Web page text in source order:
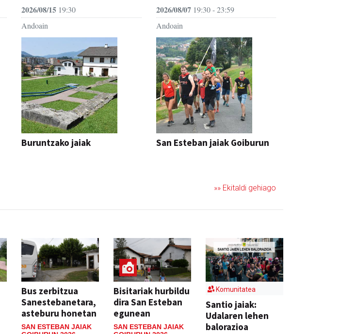
2026/08/15 19:30
Andoain
Buruntzako jaiak
2026/08/0719:30 - 23:59
Andoain
San Esteban jaiak Goiburun
»» Ekitaldi gehiago
Bus zerbitzua
Sanestebanetara,
asteburu honetan
SAN ESTEBAN JAIAK
Bisitariak hurbildu
dira San Esteban
egunean
SAN ESTEBAN JAIAK
Komunitatea
Santio jaiak:
Udalaren lehen
balorazioa